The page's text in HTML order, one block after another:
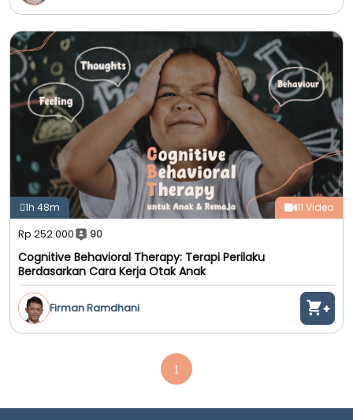
1h 48m 11 Video
Rp 252.000 90
Cognitive Behavioral Therapy: Terapi Perilaku
Berdasarkan Cara Kerja Otak Anak
Firman Ramdhani
1